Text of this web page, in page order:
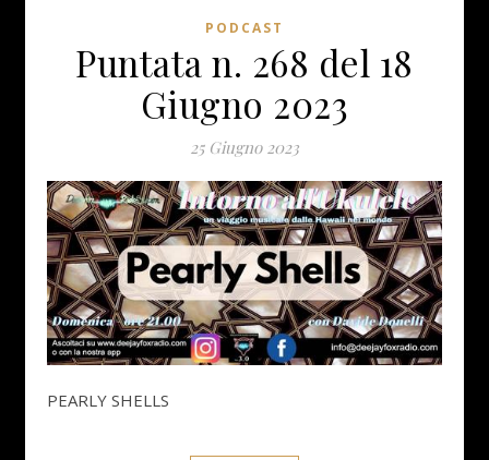
PODCAST
Puntata n. 268 del 18
Giugno 2023
25 Giugno 2023
PEARLY SHELLS